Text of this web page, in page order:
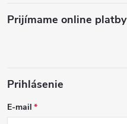
Prijímame online platby
Prihlásenie
E-mail